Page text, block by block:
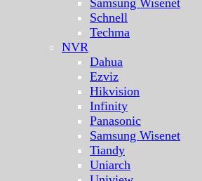
Schnell
Techma
NVR
Dahua
Ezviz
Hikvision
Infinity
Panasonic
Samsung Wisenet
Tiandy
Uniarch